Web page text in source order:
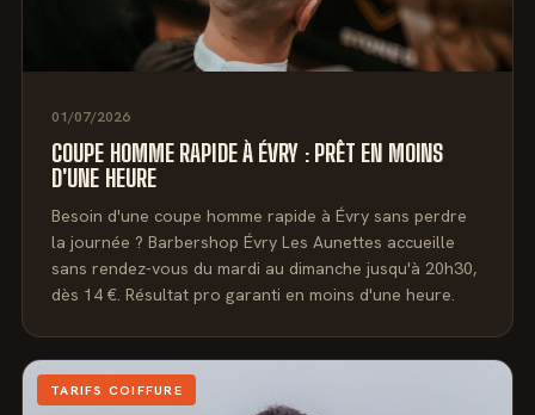
01/07/2026
COUPE HOMME RAPIDE À ÉVRY : PRÊT EN MOINS
D'UNE HEURE
Besoin d'une coupe homme rapide à Évry sans perdre
la journée ? Barbershop Évry Les Aunettes accueille
sans rendez-vous du mardi au dimanche jusqu'à 20h30,
dès 14 €. Résultat pro garanti en moins d'une heure.
TARIFS COIFFURE